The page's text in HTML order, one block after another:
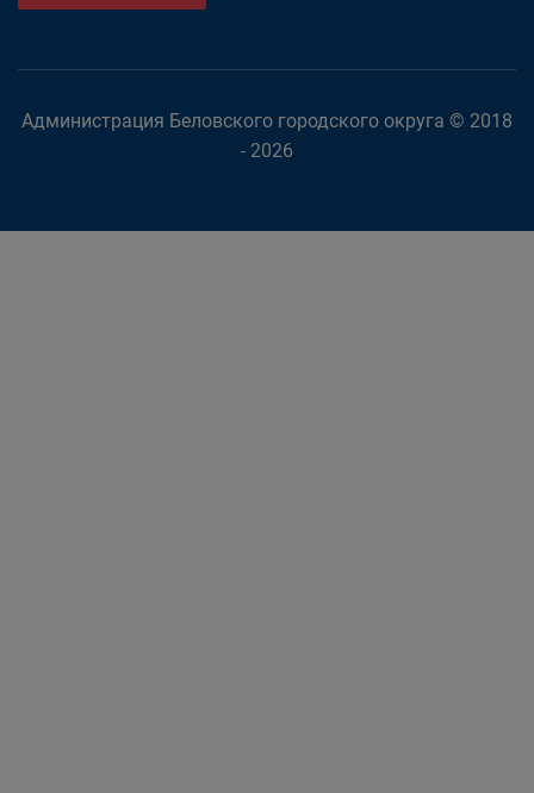
Администрация Беловского городского округа © 2018
- 2026